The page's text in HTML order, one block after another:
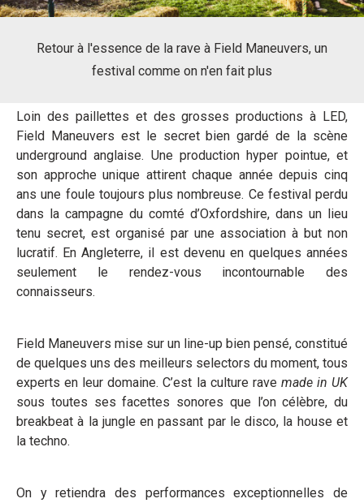
Retour à l'essence de la rave à Field Maneuvers, un
festival comme on n'en fait plus
Loin des paillettes et des grosses productions à LED,
Field Maneuvers est le secret bien gardé de la scène
underground anglaise. Une production hyper pointue, et
son approche unique attirent chaque année depuis cinq
ans une foule toujours plus nombreuse. Ce festival perdu
dans la campagne du comté d’Oxfordshire, dans un lieu
tenu secret, est organisé par une association à but non
lucratif. En Angleterre, il est devenu en quelques années
seulement le rendez-vous incontournable des
connaisseurs.
Field Maneuvers mise sur un line-up bien pensé, constitué
de quelques uns des meilleurs selectors du moment, tous
experts en leur domaine. C’est la culture rave made in UK
sous toutes ses facettes sonores que l’on célèbre, du
breakbeat à la jungle en passant par le disco, la house et
la techno.
On y retiendra des performances exceptionnelles de